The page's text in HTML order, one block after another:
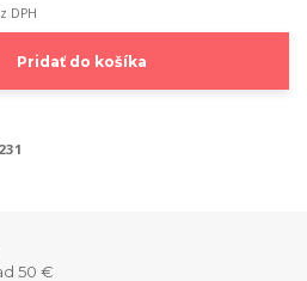
DPH
Pridať do košíka
50 €